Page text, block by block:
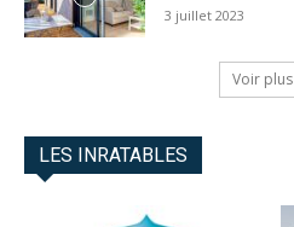
3 juillet 2023
Voir plus
LES INRATABLES